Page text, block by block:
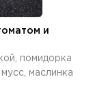
и
помидорка
маслинка